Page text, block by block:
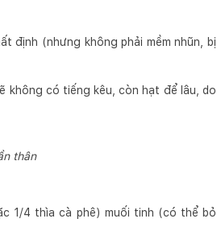
định (nhưng không phải mềm nhũn, bị
không có tiếng kêu, còn hạt để lâu, do
thân
1/4 thìa cà phê) muối tinh (có thể bỏ